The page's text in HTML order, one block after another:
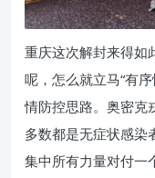
重庆这次解封来得如
呢，怎么就立马“有
情防控思路。奥密克
多数都是无症状感染
集中所有力量对付一